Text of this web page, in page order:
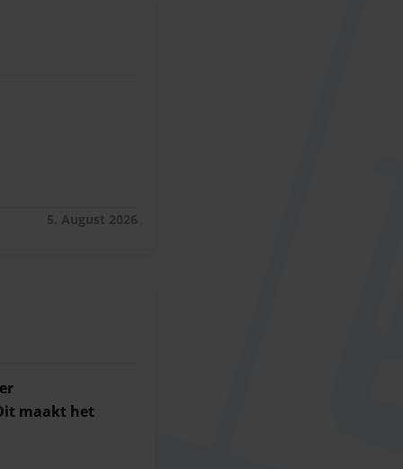
5. August 2026
maakt het